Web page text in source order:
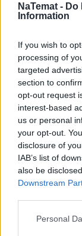
NaTemat - Do
Information
If you wish to
processing of
targeted
section to
opt-out request
interest-based
us or personal
your opt-out.
disclosure of
IAB’s list of
also be
Downstream
Personal